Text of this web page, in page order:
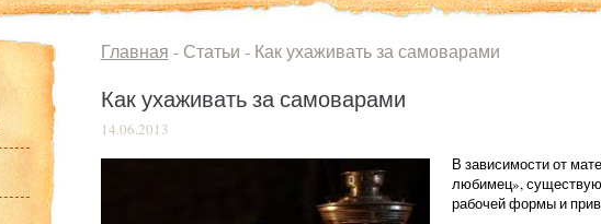
Главная - Статьи - Как ухаживать за самоварами
Как ухаживать за самоварами
14.06.2013
В зависимости от
любимец»,
рабочей формы и